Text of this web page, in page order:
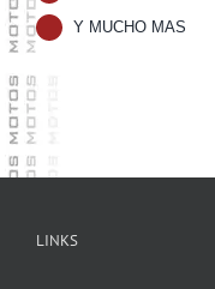
Y MUCHO MAS
LINKS